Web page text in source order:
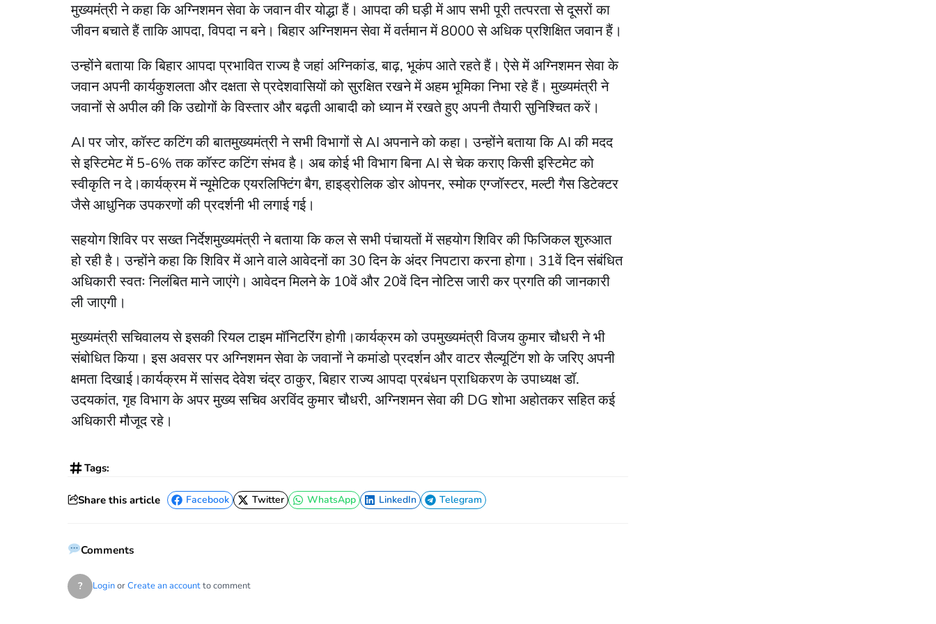
मुख्यमंत्री ने कहा कि अग्निशमन सेवा के जवान वीर योद्धा हैं। आपदा की घड़ी में आप सभी पूरी तत्परता से दूसरों का
जीवन बचाते हैं ताकि आपदा, विपदा न बने। बिहार अग्निशमन सेवा में वर्तमान में 8000 से अधिक प्रशिक्षित जवान हैं।
उन्होंने बताया कि बिहार आपदा प्रभावित राज्य है जहां अग्निकांड, बाढ़, भूकंप आते रहते हैं। ऐसे में अग्निशमन सेवा के
जवान अपनी कार्यकुशलता और दक्षता से प्रदेशवासियों को सुरक्षित रखने में अहम भूमिका निभा रहे हैं। मुख्यमंत्री ने
जवानों से अपील की कि उद्योगों के विस्तार और बढ़ती आबादी को ध्यान में रखते हुए अपनी तैयारी सुनिश्चित करें।
AI पर जोर, कॉस्ट कटिंग की बातमुख्यमंत्री ने सभी विभागों से AI अपनाने को कहा। उन्होंने बताया कि AI की मदद
से इस्टिमेट में 5-6% तक कॉस्ट कटिंग संभव है। अब कोई भी विभाग बिना AI से चेक कराए किसी इस्टिमेट को
स्वीकृति न दे।कार्यक्रम में न्यूमेटिक एयरलिफ्टिंग बैग, हाइड्रोलिक डोर ओपनर, स्मोक एग्जॉस्टर, मल्टी गैस डिटेक्टर
जैसे आधुनिक उपकरणों की प्रदर्शनी भी लगाई गई।
सहयोग शिविर पर सख्त निर्देशमुख्यमंत्री ने बताया कि कल से सभी पंचायतों में सहयोग शिविर की फिजिकल शुरुआत
हो रही है। उन्होंने कहा कि शिविर में आने वाले आवेदनों का 30 दिन के अंदर निपटारा करना होगा। 31वें दिन संबंधित
अधिकारी स्वतः निलंबित माने जाएंगे। आवेदन मिलने के 10वें और 20वें दिन नोटिस जारी कर प्रगति की जानकारी
ली जाएगी।
मुख्यमंत्री सचिवालय से इसकी रियल टाइम मॉनिटरिंग होगी।कार्यक्रम को उपमुख्यमंत्री विजय कुमार चौधरी ने भी
संबोधित किया। इस अवसर पर अग्निशमन सेवा के जवानों ने कमांडो प्रदर्शन और वाटर सैल्यूटिंग शो के जरिए अपनी
क्षमता दिखाई।कार्यक्रम में सांसद देवेश चंद्र ठाकुर, बिहार राज्य आपदा प्रबंधन प्राधिकरण के उपाध्यक्ष डॉ.
उदयकांत, गृह विभाग के अपर मुख्य सचिव अरविंद कुमार चौधरी, अग्निशमन सेवा की DG शोभा अहोतकर सहित कई
अधिकारी मौजूद रहे।
Tags:
Share this article
Facebook
Facebook
Twitter
Twitter
WhatsApp
WhatsApp
LinkedIn
LinkedIn
Telegram
Telegram
Comments
? LoginorCreate an accountto comment